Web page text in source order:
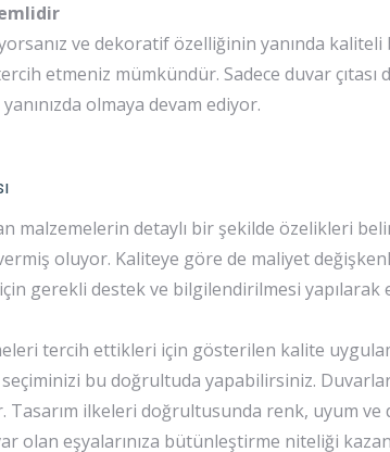
ve dekoratif özelliğinin yanında kaliteli
etmeniz mümkündür. Sadece duvar çıtası
olmaya devam ediyor.
malzemelerin detaylı bir şekilde özelikleri
oluyor. Kaliteye göre de maliyet
gerekli destek ve bilgilendirilmesi yapılarak
tercih ettikleri için gösterilen kalite
bu doğrultuda yapabilirsiniz.
Tasarım ilkeleri doğrultusunda renk, uyum
olan eşyalarınıza bütünleştirme niteliği